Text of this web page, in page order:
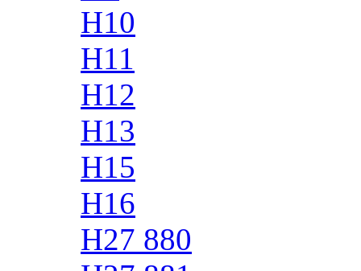
H10
H11
H12
H13
H15
H16
H27 880